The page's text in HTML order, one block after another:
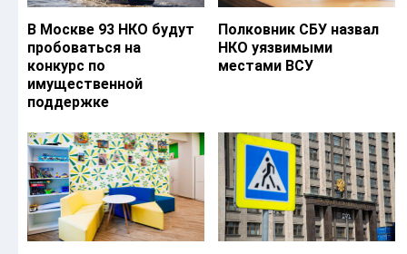
В Москве 93 НКО будут
пробоваться на
конкурс по
имущественной
поддержке
Полковник СБУ назвал
НКО уязвимыми
местами ВСУ